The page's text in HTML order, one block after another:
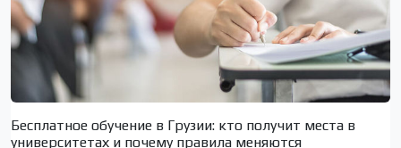
Бесплатное обучение в Грузии: кто получит места в
университетах и почему правила меняются